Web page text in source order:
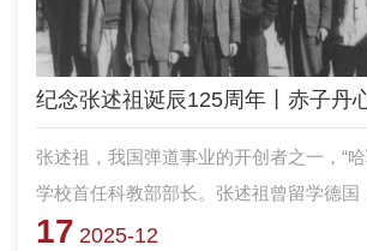
纪念张述祖诞辰125周年丨赤子丹
张述祖，我国弹道事业的开创者之一，“哈
学校首任科教部部长。张述祖曾留学德国
归国后投身国防教育事业，协助陈赓创建“
17 2025-12